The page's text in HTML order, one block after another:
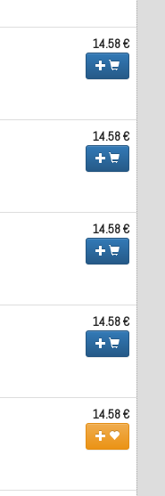
14.58 €
14.58 €
14.58 €
14.58 €
14.58 €